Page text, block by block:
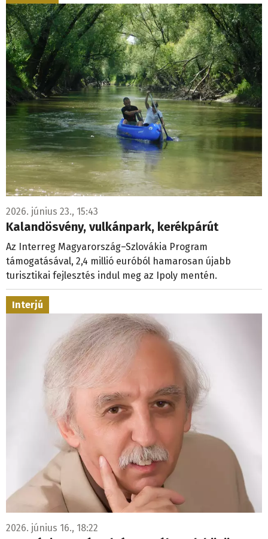
2026. június 23., 15:43
Kalandösvény, vulkánpark, kerékpárút
Az Interreg Magyarország–Szlovákia Program
támogatásával, 2,4 millió euróból hamarosan újabb
turisztikai fejlesztés indul meg az Ipoly mentén.
Interjú
2026. június 16., 18:22